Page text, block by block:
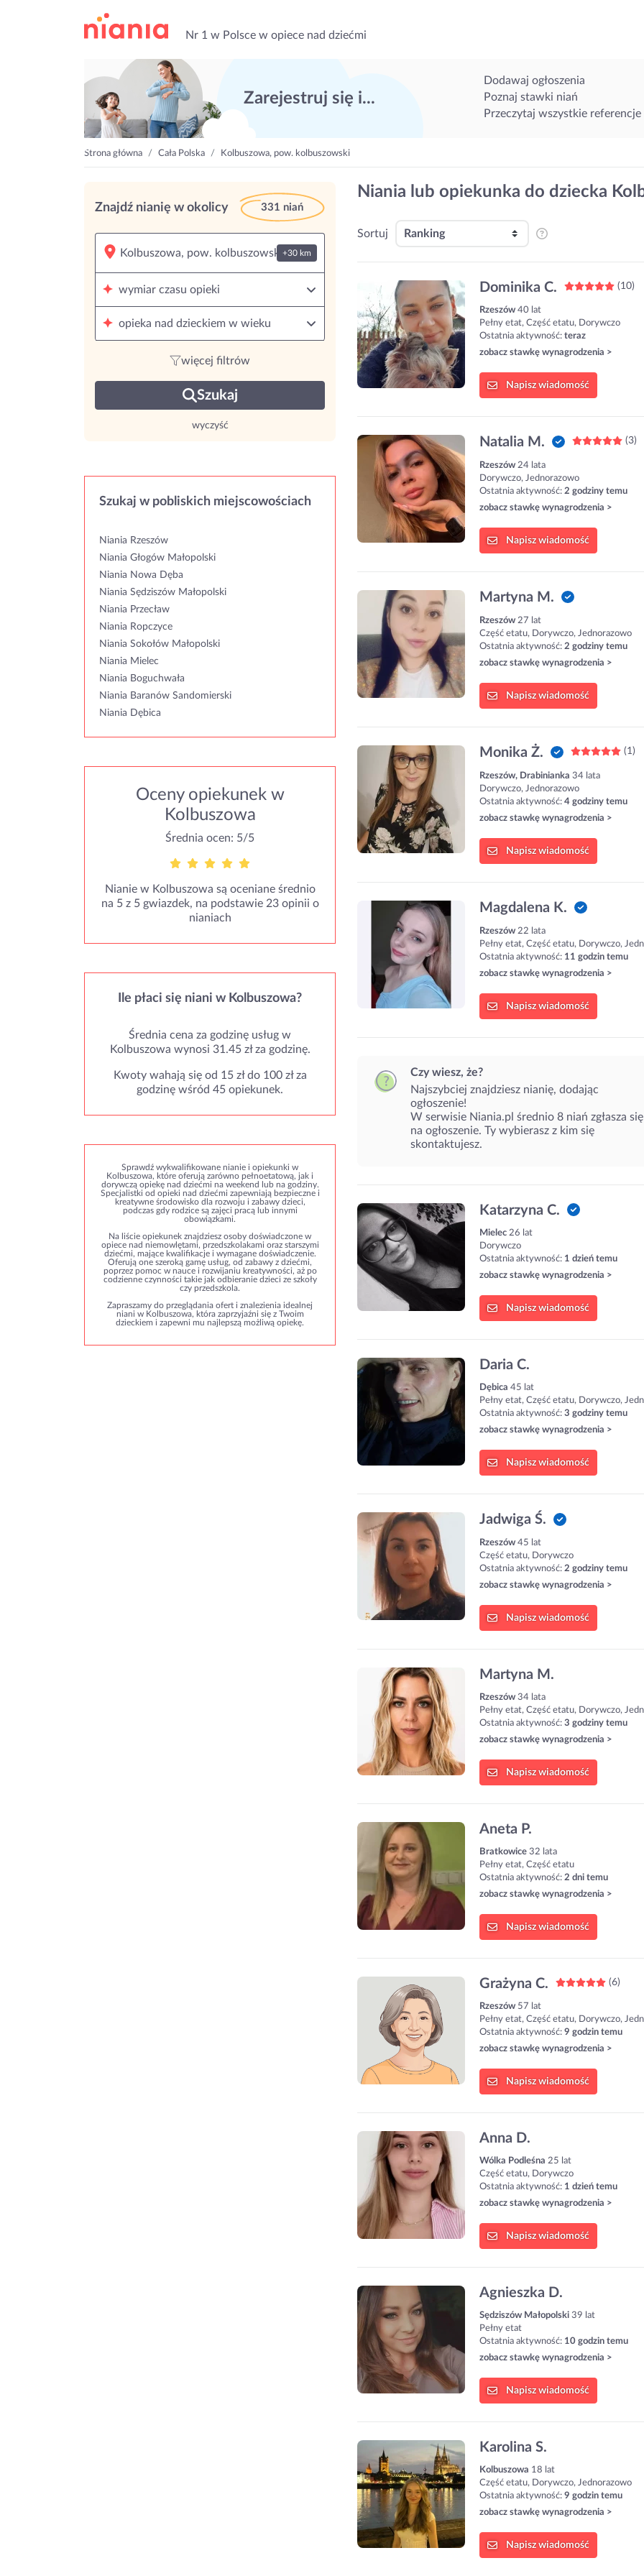
Nr 1 w Polsce w opiece nad dziećmi
Zarejestruj się i...
Dodawaj ogłoszenia
Poznaj stawki niań
Przeczytaj wszystkie referencje
Strona główna Cała Polska Kolbuszowa, pow. kolbuszowski
Znajdź nianię w okolicy 331 niań
+30 km
wymiar czasu opieki
opieka nad dzieckiem w wieku
więcej filtrów
Szukaj
wyczyść
Szukaj w pobliskich miejscowościach
Niania Rzeszów
Niania Głogów Małopolski
Niania Nowa Dęba
Niania Sędziszów Małopolski
Niania Przecław
Niania Ropczyce
Niania Sokołów Małopolski
Niania Mielec
Niania Boguchwała
Niania Baranów Sandomierski
Niania Dębica
Oceny opiekunek w
Kolbuszowa
Średnia ocen: 5/5
Nianie w Kolbuszowa są oceniane średnio
na 5 z 5 gwiazdek, na podstawie 23 opinii o
nianiach
Ile płaci się niani w Kolbuszowa?
Średnia cena za godzinę usług w
Kolbuszowa wynosi 31.45 zł za godzinę.
Kwoty wahają się od 15 zł do 100 zł za
godzinę wśród 45 opiekunek.
Sprawdź wykwalifikowane nianie i opiekunki w
Kolbuszowa, które oferują zarówno pełnoetatową, jak i
dorywczą opiekę nad dziećmi na weekend lub na godziny.
Specjalistki od opieki nad dziećmi zapewniają bezpieczne i
kreatywne środowisko dla rozwoju i zabawy dzieci,
podczas gdy rodzice są zajęci pracą lub innymi
obowiązkami.
Na liście opiekunek znajdziesz osoby doświadczone w
opiece nad niemowlętami, przedszkolakami oraz starszymi
dziećmi, mające kwalifikacje i wymagane doświadczenie.
Oferują one szeroką gamę usług, od zabawy z dziećmi,
poprzez pomoc w nauce i rozwijaniu kreatywności, aż po
codzienne czynności takie jak odbieranie dzieci ze szkoły
czy przedszkola.
Zapraszamy do przeglądania ofert i znalezienia idealnej
niani w Kolbuszowa, która zaprzyjaźni się z Twoim
dzieckiem i zapewni mu najlepszą możliwą opiekę.
Niania lub opiekunka do dziecka
Sortuj
Dominika C. (10)
Rzeszów40 lat
Pełny etat, Część etatu, Dorywczo
Ostatnia aktywność: teraz
zobacz stawkę wynagrodzenia >
Napisz wiadomość
Natalia M. (3)
Rzeszów24 lata
Dorywczo, Jednorazowo
Ostatnia aktywność: 2 godziny temu
zobacz stawkę wynagrodzenia >
Napisz wiadomość
Martyna M.
Rzeszów27 lat
Część etatu, Dorywczo, Jednorazowo
Ostatnia aktywność: 2 godziny temu
zobacz stawkę wynagrodzenia >
Napisz wiadomość
Monika Ż. (1)
Rzeszów, Drabinianka 34 lata
Dorywczo, Jednorazowo
Ostatnia aktywność: 4 godziny temu
zobacz stawkę wynagrodzenia >
Napisz wiadomość
Magdalena K.
Rzeszów22 lata
Pełny etat, Część etatu, Dorywczo,
Ostatnia aktywność: 11 godzin temu
zobacz stawkę wynagrodzenia >
Napisz wiadomość
Czy wiesz, że?
Najszybciej znajdziesz nianię, dodając
ogłoszenie!
W serwisie Niania.pl średnio 8 niań zgłasza się
na ogłoszenie. Ty wybierasz z kim się
skontaktujesz.
Katarzyna C.
Mielec 26 lat
Dorywczo
Ostatnia aktywność: 1 dzień temu
zobacz stawkę wynagrodzenia >
Napisz wiadomość
Daria C.
Dębica 45 lat
Pełny etat, Część etatu, Dorywczo,
Ostatnia aktywność: 3 godziny temu
zobacz stawkę wynagrodzenia >
Napisz wiadomość
Jadwiga Ś.
Rzeszów45 lat
Część etatu, Dorywczo
Ostatnia aktywność: 2 godziny temu
zobacz stawkę wynagrodzenia >
Napisz wiadomość
Martyna M.
Rzeszów34 lata
Pełny etat, Część etatu, Dorywczo,
Ostatnia aktywność: 3 godziny temu
zobacz stawkę wynagrodzenia >
Napisz wiadomość
Aneta P.
Bratkowice 32 lata
Pełny etat, Część etatu
Ostatnia aktywność: 2 dni temu
zobacz stawkę wynagrodzenia >
Napisz wiadomość
Grażyna C. (6)
Rzeszów57 lat
Pełny etat, Część etatu, Dorywczo,
Ostatnia aktywność: 9 godzin temu
zobacz stawkę wynagrodzenia >
Napisz wiadomość
Anna D.
Wólka Podleśna 25 lat
Część etatu, Dorywczo
Ostatnia aktywność: 1 dzień temu
zobacz stawkę wynagrodzenia >
Napisz wiadomość
Agnieszka D.
Sędziszów Małopolski 39 lat
Pełny etat
Ostatnia aktywność: 10 godzin temu
zobacz stawkę wynagrodzenia >
Napisz wiadomość
Karolina S.
Kolbuszowa 18 lat
Część etatu, Dorywczo, Jednorazowo
Ostatnia aktywność: 9 godzin temu
zobacz stawkę wynagrodzenia >
Napisz wiadomość